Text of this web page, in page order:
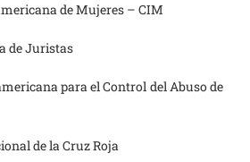
de Mujeres – CIM
de Juristas
para el Control del Abuso de
de la Cruz Roja